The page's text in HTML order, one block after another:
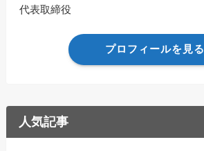
代表取締役
プロフィールを見る
人気記事